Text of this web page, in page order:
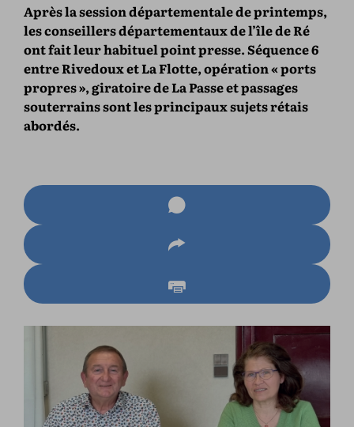
Après la session départementale de printemps,
les conseillers départementaux de l’île de Ré
ont fait leur habituel point presse. Séquence 6
entre Rivedoux et La Flotte, opération « ports
propres », giratoire de La Passe et passages
souterrains sont les principaux sujets rétais
abordés.